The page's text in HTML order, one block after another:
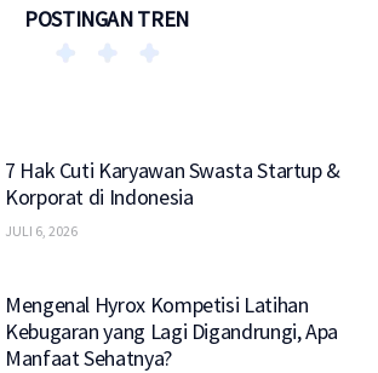
POSTINGAN TREN
7 Hak Cuti Karyawan Swasta Startup &
Korporat di Indonesia
JULI 6, 2026
Mengenal Hyrox Kompetisi Latihan
Kebugaran yang Lagi Digandrungi, Apa
Manfaat Sehatnya?